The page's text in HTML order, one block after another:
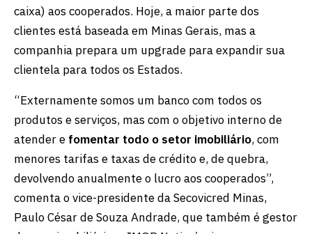
caixa) aos cooperados. Hoje, a maior parte dos
clientes está baseada em Minas Gerais, mas a
companhia prepara um upgrade para expandir sua
clientela para todos os Estados.
“Externamente somos um banco com todos os
produtos e serviços, mas com o objetivo interno de
atender e fomentar todo o setor imobiliário, com
menores tarifas e taxas de crédito e, de quebra,
devolvendo anualmente o lucro aos cooperados”,
comenta o vice-presidente da Secovicred Minas,
Paulo César de Souza Andrade, que também é gestor